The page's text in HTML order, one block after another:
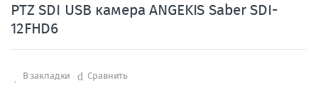
PTZ SDI USB камера ANGEKIS Saber SDI-
12FHD6
В закладки Сравнить